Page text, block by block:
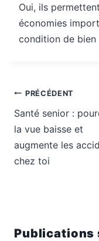
Oui, ils
économies
condition de
Navigation
de
l’article
PRÉCÉDENT
Santé senior :
la vue baisse et
augmente les
chez toi
Publications